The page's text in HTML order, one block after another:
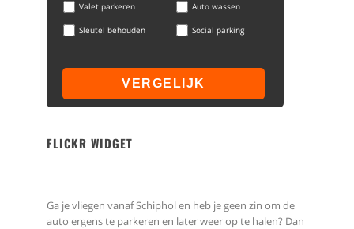
Valet parkeren Auto wassen
Sleutel behouden Social parking
FLICKR WIDGET
Ga je vliegen vanaf Schiphol en heb je geen zin om de
auto ergens te parkeren en later weer op te halen? Dan